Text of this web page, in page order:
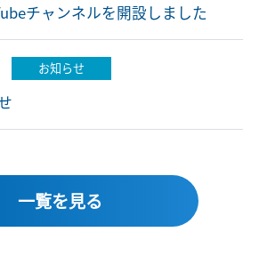
チャンネルを開設しました
お知らせ
一覧を見る